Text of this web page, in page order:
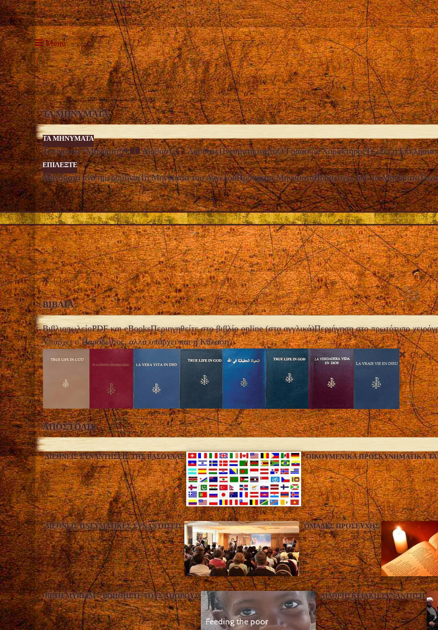
Menu
ΤΑ ΜΗΝΥΜΑΤΑ
ΤΑ ΜΗΝΥΜΑΤΑ
Τι είναι τα “Μηνύματα”; Διαβάστε ΑκούστεΠνευματικότηταΟ Γραφικός ΧαρακτήραςΤι λέει η Εκκλησία;
ΕΠΙΛΈΞΤΕ
Μηνύματα ανά ημερομηνίαΤα Μηνύματα του ΑγγέλουΠρόσφατα ΜηνύματαΠροσευχές από τα Μηνύματα
Close
ΒΙΒΛΙΑ
ΒιβλιοπωλείοPDF και eBooksΠεριηγηθείτε στο βιβλίο online (στα αγγλικά)Περιήγηση στο πρωτότυπο
Υπάρχει ο Παράδεισος, αλλά υπάρχει και η Κόλαση
Close
ΑΠΟΣΤΟΛH
ΔΙΕΘΝΕΊΣ ΣΥΝΑΝΤΉΣΕΙΣ ΤΗΣ ΒΑΣΟΎΛΑΣ ΟΙΚΟΥΜΕΝΙΚΆ ΠΡΟΣΚΥΝΗΜΑΤΙΚΆ
ΔΙΕΘΝΕΊΣ ΠΝΕΥΜΑΤΙΚΈΣ ΣΥΝΑΝΤΉΣΕΙΣ ΟΜΆΔΕΣ ΠΡΟΣΕΥΧΉΣ
BETH MYRIAM – ΒΟΗΘΉΣΤΕ ΤΟΥΣ ΆΠΟΡΟΥΣ ΔΙΑΘΡΗΣΚΕΙΑΚΉ ΣΥΝΆΝΤΗΣΗ